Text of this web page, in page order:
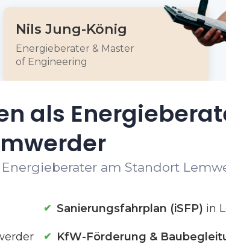
Nils Jung-König
Energieberater & Master
of Engineering
als
am Standort
Sanierungsfahrplan (iSFP) in
KfW-Förderung &